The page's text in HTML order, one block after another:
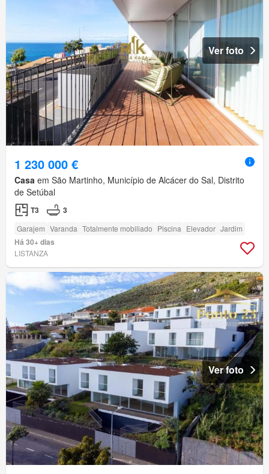
Ver foto
1 230 000 €
Casa em São Martinho, Município de Alcácer do Sal, Distrito
de Setúbal
T3 3
Garajem Varanda Totalmente mobiliado Piscina Elevador Jardim
Há 30+ dias
LISTANZA
Ver foto